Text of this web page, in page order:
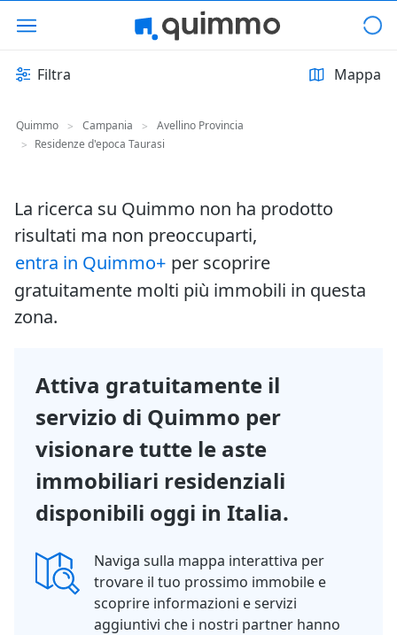
Filtra Mappa
Quimmo > Campania >
Avellino Provincia
> Residenze d'epoca Taurasi
La ricerca su Quimmo non ha prodotto
risultati ma non preoccuparti,
entra in Quimmo+ per scoprire
gratuitamente molti più immobili in questa
zona.
Attiva gratuitamente il
servizio di Quimmo per
visionare tutte le aste
immobiliari residenziali
disponibili oggi in Italia.
Naviga sulla mappa interattiva per
trovare il tuo prossimo immobile e
scoprire informazioni e servizi
aggiuntivi che i nostri partner hanno